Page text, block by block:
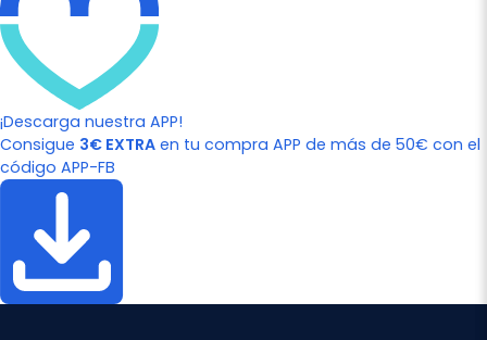
¡Descarga nuestra APP!
Consigue 3€ EXTRA en tu compra APP de más de 50€ con el
código APP-FB